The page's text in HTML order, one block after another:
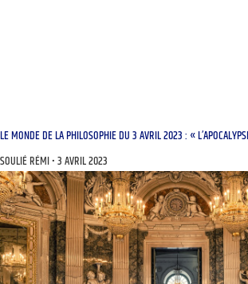
LE MONDE DE LA PHILOSOPHIE DU 3 AVRIL 2023 : «
SOULIÉ RÉMI 3 AVRIL 2023